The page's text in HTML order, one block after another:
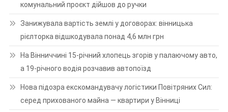
комунальний проєкт дійшов до ручки
Занижувала вартість землі у договорах: вінницька
рієлторка відшкодувала понад 4,6 млн грн
На Вінниччині 15-річний хлопець згорів у палаючому авто,
а 19-річного водія розчавив автопоїзд
Нова підозра екскомандувачу логістики Повітряних Сил:
серед прихованого майна — квартири у Вінниці